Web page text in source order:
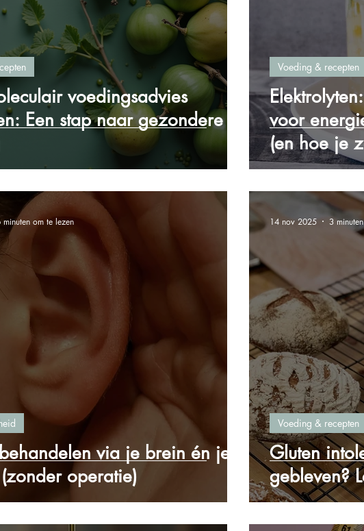
voedingsadvies
Een stap naar gezondere
voor
(en hoe je
Voeding & recepten
via je brein én je
operatie)
minuten om te lezen
Gluten
gebleven?
Voeding & recepten
14 nov 2025 3